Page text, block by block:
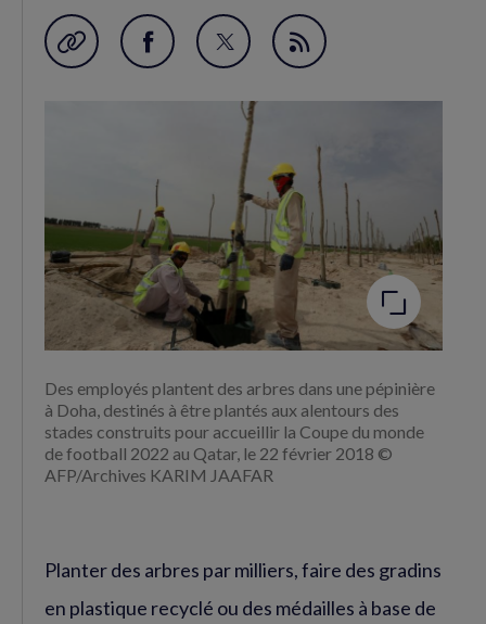
Garder en favori
Partager
fenêtre)
Partager
Twitter
(nouvelle
fenêtre)
Flux
Agrandir
l'image
Des employés plantent des arbres dans une pépinière
à Doha, destinés à être plantés aux alentours des
stades construits pour accueillir la Coupe du monde
de football 2022 au Qatar, le 22 février 2018 ©
AFP/Archives KARIM JAAFAR
Planter des arbres par milliers, faire des gradins
en plastique recyclé ou des médailles à base de